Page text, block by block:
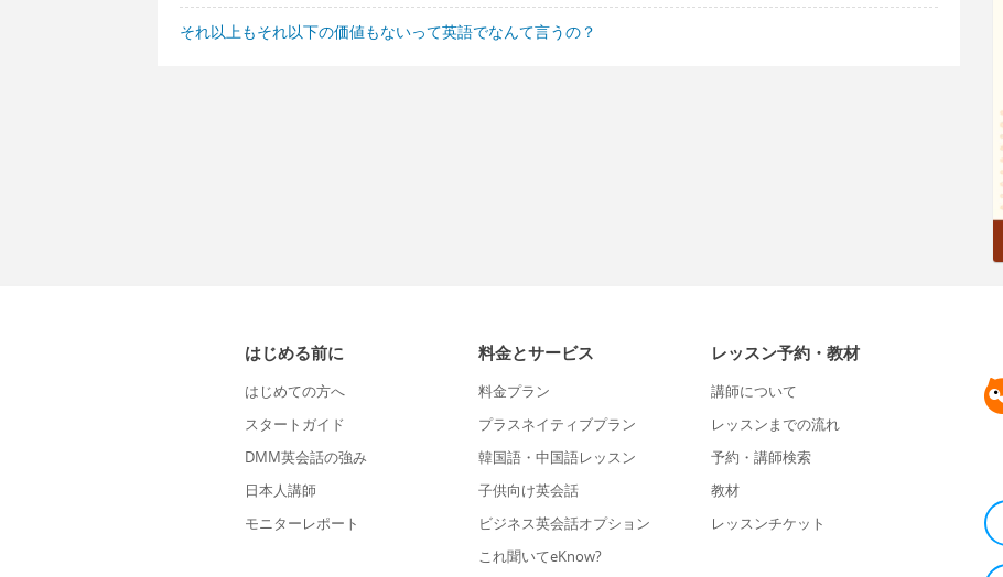
それ以上もそれ以下の価値もないって英語でなんて言うの？
はじめる前に
はじめての方へ
スタートガイド
DMM英会話の強み
日本人講師
モニターレポート
料金とサービス
料金プラン
プラスネイティブプラン
韓国語・中国語レッスン
子供向け英会話
ビジネス英会話オプション
これ聞いてeKnow?
レッスン予約・教材
講師について
レッスンまでの流れ
予約・講師検索
教材
レッスンチケット